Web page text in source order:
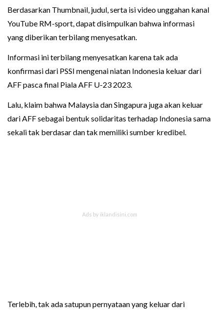
Berdasarkan Thumbnail, judul, serta isi video unggahan kanal
YouTube RM-sport, dapat disimpulkan bahwa informasi
yang diberikan terbilang menyesatkan.
Informasi ini terbilang menyesatkan karena tak ada
konfirmasi dari PSSI mengenai niatan Indonesia keluar dari
AFF pasca final Piala AFF U-23 2023.
Lalu, klaim bahwa Malaysia dan Singapura juga akan keluar
dari AFF sebagai bentuk solidaritas terhadap Indonesia sama
sekali tak berdasar dan tak memiliki sumber kredibel.
Terlebih, tak ada satupun pernyataan yang keluar dari